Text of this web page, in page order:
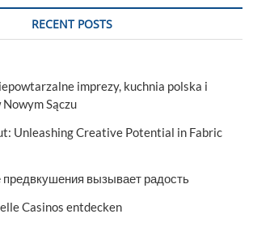
RECENT POSTS
imprezy, kuchnia polska i
Sączu
Unleashing Creative Potential in Fabric
вызывает радость
Casinos entdecken